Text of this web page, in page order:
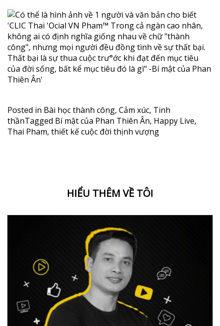
Posted in Bài học thành công, Cảm xúc, Tinh
thầnTagged Bí mật của Phan Thiên Ân, Happy Live,
Thai Pham, thiết kế cuộc đời thịnh vượng
HIỂU THÊM VỀ TÔI